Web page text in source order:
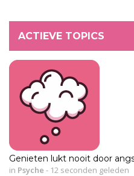
ACTIEVE TOPICS
Genieten lukt nooit door
in Psyche - 12 seconden geleden